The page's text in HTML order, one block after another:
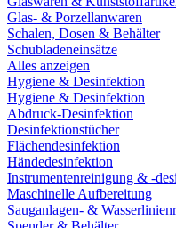
Glas- & Porzellanwaren
Schalen, Dosen & Behälter
Schubladeneinsätze
Alles anzeigen
Hygiene & Desinfektion
Hygiene & Desinfektion
Abdruck-Desinfektion
Desinfektionstücher
Flächendesinfektion
Händedesinfektion
Instrumentenreinigung & -
Maschinelle Aufbereitung
Sauganlagen- &